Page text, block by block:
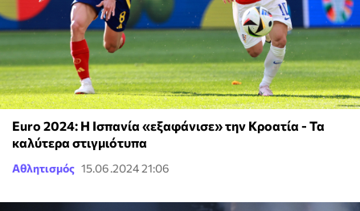
Euro 2024: Η Ισπανία «εξαφάνισε» την Κροατία - Τα
καλύτερα στιγμιότυπα
Αθλητισμός 15.06.2024 21:06